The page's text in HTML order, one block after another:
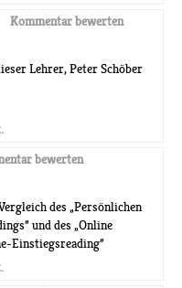
Kommentar bewerten
Lehrer, Peter Schöber
bewerten
des „Persönlichen
und des „Online
Einstiegsreading”